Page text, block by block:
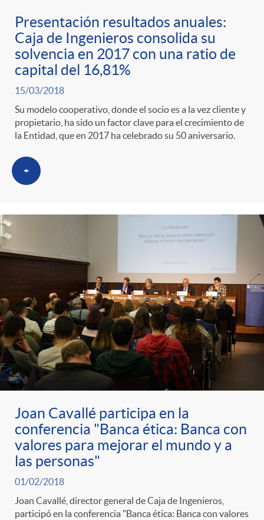
Presentación resultados anuales:
Caja de Ingenieros consolida su
solvencia en 2017 con una ratio de
capital del 16,81%
15/03/2018
Su modelo cooperativo, donde el socio es a la vez cliente y
propietario, ha sido un factor clave para el crecimiento de
la Entidad, que en 2017 ha celebrado su 50 aniversario.
+
Joan Cavallé participa en la
conferencia "Banca ética: Banca con
valores para mejorar el mundo y a
las personas"
01/02/2018
Joan Cavallé, director general de Caja de Ingenieros,
participó en la conferencia "Banca ética: Banca con valores